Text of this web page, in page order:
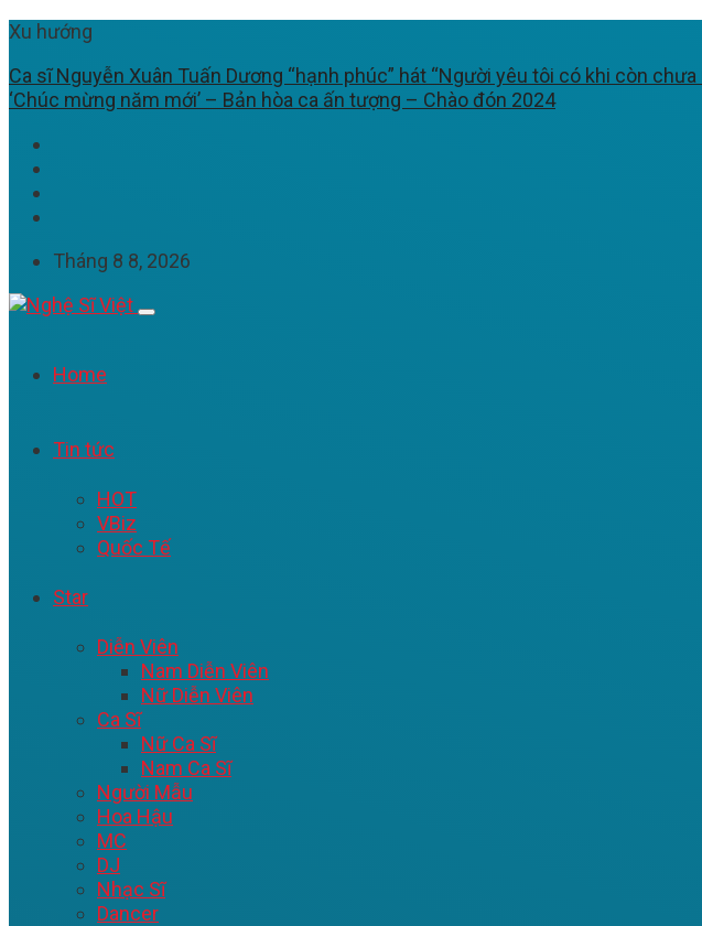
Xu hướng
Ca sĩ Nguyễn Xuân Tuấn Dương “hạnh phúc” hát “Người yêu tôi có khi còn chưa
‘Chúc mừng năm mới’ – Bản hòa ca ấn tượng – Chào đón 2024
Tháng 8 8, 2026
Home
Tin tức
HOT
VBiz
Quốc Tế
Star
Diễn Viên
Nam Diễn Viên
Nữ Diễn Viên
Ca Sĩ
Nữ Ca Sĩ
Nam Ca Sĩ
Người Mẫu
Hoa Hậu
MC
DJ
Nhạc Sĩ
Dancer